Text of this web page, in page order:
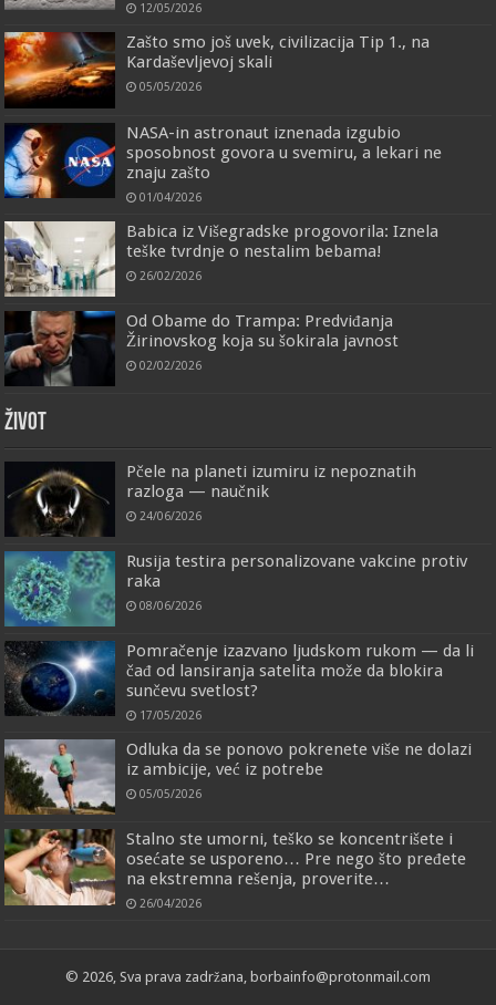
12/05/2026
Zašto smo još uvek, civilizacija Tip 1., na
Kardaševljevoj skali
05/05/2026
NASA-in astronaut iznenada izgubio
sposobnost govora u svemiru, a lekari ne
znaju zašto
01/04/2026
Babica iz Višegradske progovorila: Iznela
teške tvrdnje o nestalim bebama!
26/02/2026
Od Obame do Trampa: Predviđanja
Žirinovskog koja su šokirala javnost
02/02/2026
ŽIVOT
Pčele na planeti izumiru iz nepoznatih
razloga — naučnik
24/06/2026
Rusija testira personalizovane vakcine protiv
raka
08/06/2026
Pomračenje izazvano ljudskom rukom — da li
čađ od lansiranja satelita može da blokira
sunčevu svetlost?
17/05/2026
Odluka da se ponovo pokrenete više ne dolazi
iz ambicije, već iz potrebe
05/05/2026
Stalno ste umorni, teško se koncentrišete i
osećate se usporeno… Pre nego što pređete
na ekstremna rešenja, proverite…
26/04/2026
© 2026, Sva prava zadržana, borbainfo@protonmail.com